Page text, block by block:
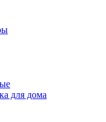
для дома